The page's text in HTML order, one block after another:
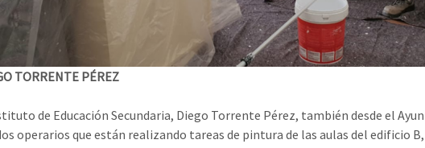
TORRENTE PÉREZ
de Educación Secundaria, Diego Torrente Pérez, también desde el
operarios que están realizando tareas de pintura de las aulas del edificio